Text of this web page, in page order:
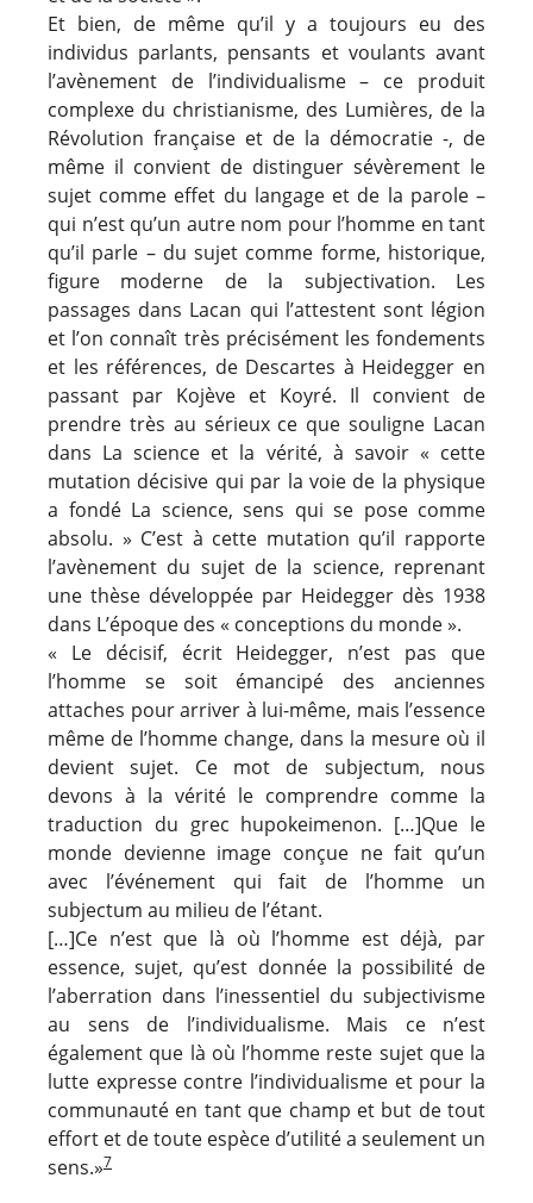
Et bien, de même qu’il y a toujours eu des
individus parlants, pensants et voulants avant
l’avènement de l’individualisme – ce produit
complexe du christianisme, des Lumières, de la
Révolution française et de la démocratie -, de
même il convient de distinguer sévèrement le
sujet comme effet du langage et de la parole –
qui n’est qu’un autre nom pour l’homme en tant
qu’il parle – du sujet comme forme, historique,
figure moderne de la subjectivation. Les
passages dans Lacan qui l’attestent sont légion
et l’on connaît très précisément les fondements
et les références, de Descartes à Heidegger en
passant par Kojève et Koyré. Il convient de
prendre très au sérieux ce que souligne Lacan
dans La science et la vérité, à savoir « cette
mutation décisive qui par la voie de la physique
a fondé La science, sens qui se pose comme
absolu. » C’est à cette mutation qu’il rapporte
l’avènement du sujet de la science, reprenant
une thèse développée par Heidegger dès 1938
dans L’époque des « conceptions du monde ».
« Le décisif, écrit Heidegger, n’est pas que
l’homme se soit émancipé des anciennes
attaches pour arriver à lui-même, mais l’essence
même de l’homme change, dans la mesure où il
devient sujet. Ce mot de subjectum, nous
devons à la vérité le comprendre comme la
traduction du grec hupokeimenon. […]Que le
monde devienne image conçue ne fait qu’un
avec l’événement qui fait de l’homme un
subjectum au milieu de l’étant.
[…]Ce n’est que là où l’homme est déjà, par
essence, sujet, qu’est donnée la possibilité de
l’aberration dans l’inessentiel du subjectivisme
au sens de l’individualisme. Mais ce n’est
également que là où l’homme reste sujet que la
lutte expresse contre l’individualisme et pour la
communauté en tant que champ et but de tout
effort et de toute espèce d’utilité a seulement un
sens.»7